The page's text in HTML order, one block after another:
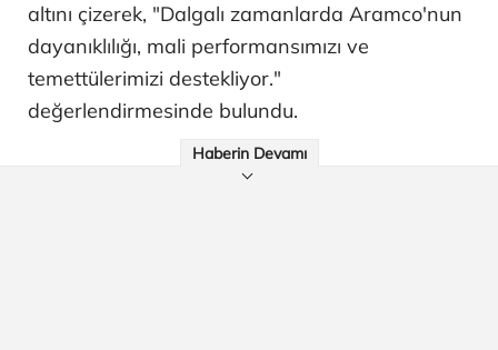
altını çizerek, "Dalgalı zamanlarda Aramco'nun
dayanıklılığı, mali performansımızı ve
temettülerimizi destekliyor."
değerlendirmesinde bulundu.
Haberin Devamı